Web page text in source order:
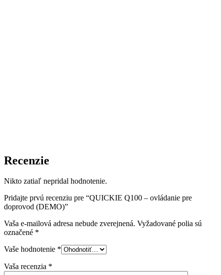
Recenzie
Nikto zatiaľ nepridal hodnotenie.
Pridajte prvú recenziu pre “QUICKIE Q100 – ovládanie pre
doprovod (DEMO)”
Vaša e-mailová adresa nebude zverejnená. Vyžadované polia sú
označené *
Vaše hodnotenie *
Vaša recenzia *